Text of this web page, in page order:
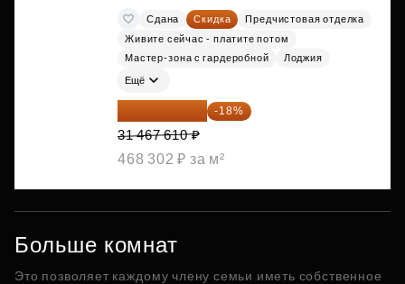
Сдана Скидка
Предчистовая отделка
Живите сейчас - платите потом
Мастер-зона с гардеробной
Лоджия
Ещё
25 803 440 ₽ -18%
31 467 610 ₽
468 302 ₽ за м²
Больше комнат
Это позволяет каждому члену семьи иметь собственное